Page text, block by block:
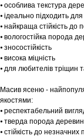
⦁ особлива текстура
⦁ ідеально підходить
⦁ найкраща стійкість до
⦁ вологостійка порода
⦁ зносостійкість
⦁ висока міцність
⦁ для любителів тріщин
Масив ясеню -
якостями:
⦁ респектабельний
⦁ тверда порода
⦁ стійкість до